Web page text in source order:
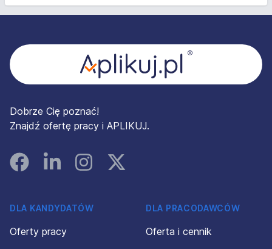
Dobrze Cię poznać!
Znajdź ofertę pracy i APLIKUJ.
FacebookLinked InInstagramInstagram
DLA KANDYDATÓW
Oferty pracy
DLA PRACODAWCÓW
Oferta i cennik